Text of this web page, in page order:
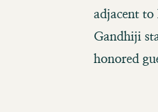
adjacent to
Gandhiji
honored